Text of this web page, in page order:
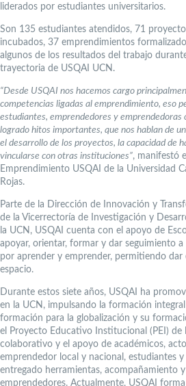
liderados por estudiantes universitarios.
Son 135 estudiantes atendidos, 71
incubados, 37 emprendimientos
algunos de los resultados del trabajo
trayectoria de USQAI UCN.
“Desde USQAI nos hacemos cargo
competencias ligadas al emprendimiento, eso
estudiantes, emprendedores y emprendedoras
logrado hitos importantes, que nos hablan de
el desarrollo de los proyectos, la capacidad de
vincularse con otras instituciones”, manifestó
Emprendimiento USQAI de la Universidad
Rojas.
Parte de la Dirección de Innovación y
de la Vicerrectoría de Investigación y
la UCN, USQAI cuenta con el apoyo de
apoyar, orientar, formar y dar seguimiento
por aprender y emprender, permitiendo dar
espacio.
Durante estos siete años, USQAI ha
en la UCN, impulsando la formación
formación para la globalización y su
el Proyecto Educativo Institucional (PEI)
colaborativo y el apoyo de académicos,
emprendedor local y nacional, estudiantes y
entregado herramientas, acompañamiento
emprendedores. Actualmente, USQAI